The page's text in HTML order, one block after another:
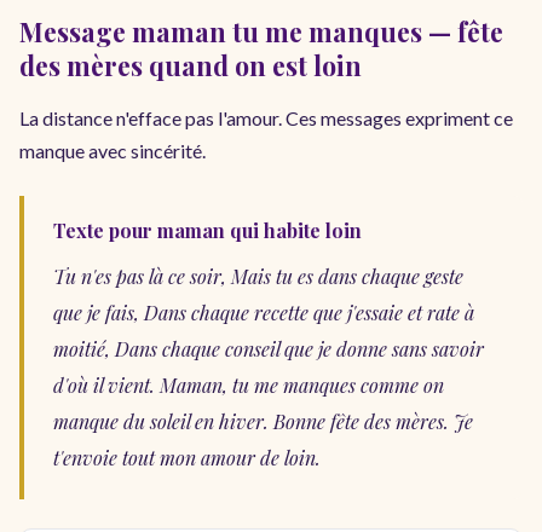
Message maman tu me manques — fête
des mères quand on est loin
La distance n'efface pas l'amour. Ces messages expriment ce
manque avec sincérité.
Texte pour maman qui habite loin
Tu n'es pas là ce soir, Mais tu es dans chaque geste
que je fais, Dans chaque recette que j'essaie et rate à
moitié, Dans chaque conseil que je donne sans savoir
d'où il vient. Maman, tu me manques comme on
manque du soleil en hiver. Bonne fête des mères. Je
t'envoie tout mon amour de loin.